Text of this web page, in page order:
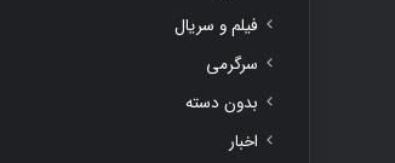
فیلم و سریال
سرگرمی
بدون دسته
اخبار